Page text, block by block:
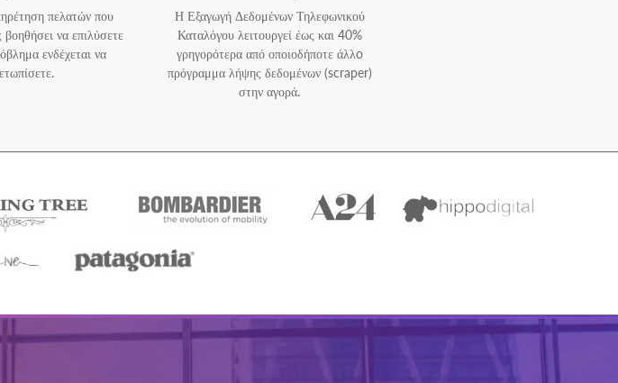
πελατών που
να επιλύσετε
ενδέχεται να
Η Εξαγωγή Δεδομένων Τηλεφωνικού
Καταλόγου λειτουργεί έως και 40%
γρηγορότερα από οποιοδήποτε άλλo
πρόγραμμα λήψης δεδομένων (scraper)
στην αγορά.